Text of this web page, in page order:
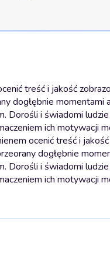
treść i jakość
dogłębnie momentami
Dorośli i świadomi
ich motywacji
ocenić treść i
dogłębnie
Dorośli i świadomi
ich motywacji